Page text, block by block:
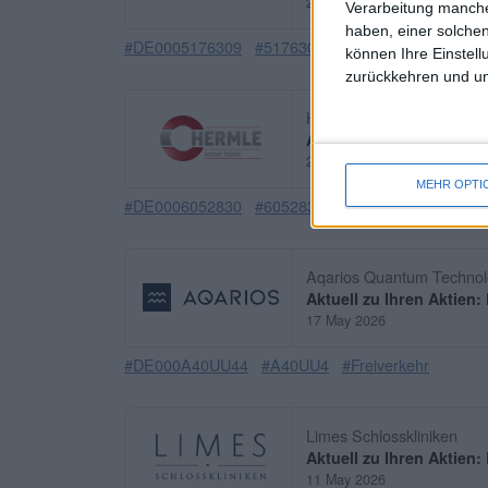
Verarbeitung
haben, einer
können Ihre
zurückkehren und
MEHR
#DE0005176309 #517630 #Freiverkehr
Hermle, Berthold VZ
Aktuell zu Ihren Aktien:
20 May 2026
#DE0006052830 #605283 #General Standard
Aqarios Quantum
Aktuell zu Ihren Aktien:
17 May 2026
#DE000A40UU44 #A40UU4 #Freiverkehr
Limes Schlosskliniken
Aktuell zu Ihren
11 May 2026